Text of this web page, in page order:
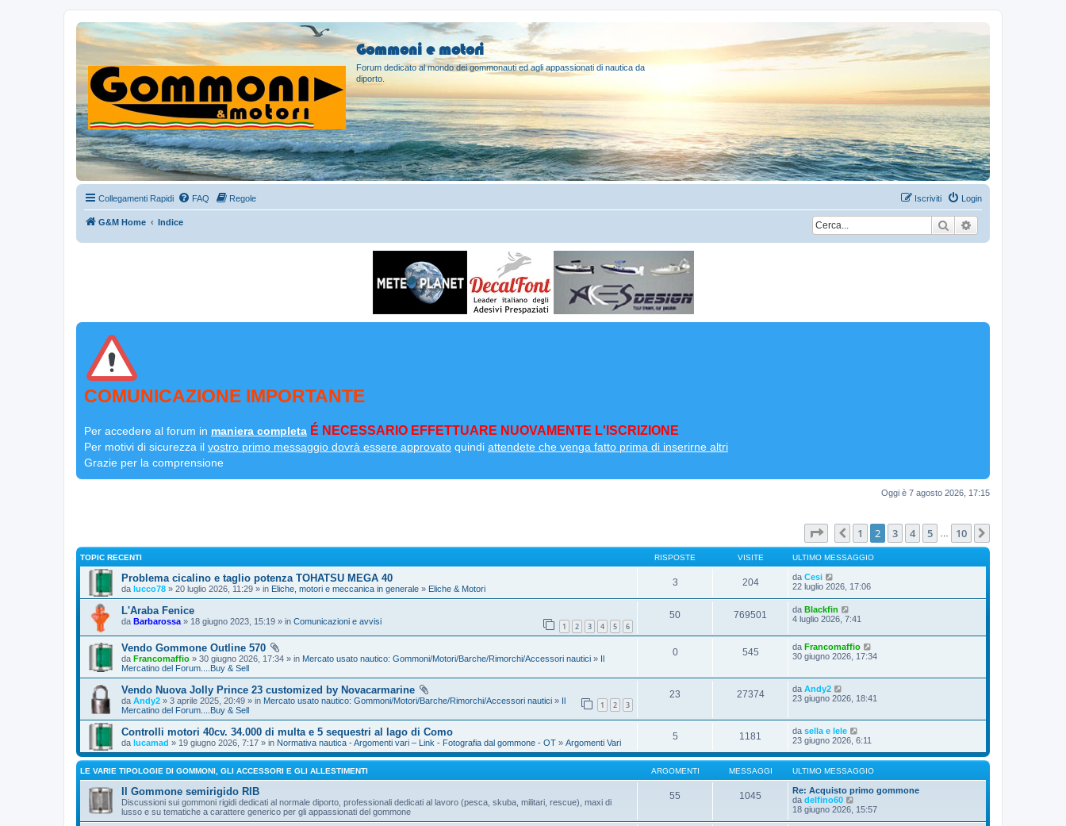
Gommoni e motori
Forum dedicato al mondo dei gommonauti ed agli appassionati di nautica da
diporto.
Collegamenti Rapidi FAQ Regole Login
Iscriviti
G&M Home Indice Cerca
COMUNICAZIONE IMPORTANTE
Per accedere al forum in maniera completa É NECESSARIO EFFETTUARE NUOVAMENTE L'ISCRIZIONE
Per motivi di sicurezza il vostro primo messaggio dovrà essere approvato quindi attendete che venga fatto prima di inserirne altri
Grazie per la comprensione
Oggi è 7 agosto 2026, 17:15
Pagina2 di
Precedente
1 2 3 4 5 10
TOPIC RECENTI RISPOSTE VISITE ULTIMO MESSAGGIO
Problema cicalino e taglio potenza TOHATSU MEGA 40
da lucco78 » 20 luglio 2026, 11:29 » in Eliche, motori e meccanica in generale » Eliche & Motori
3 204 da Cesi
22 luglio 2026, 17:06
L'Araba Fenice
1 2 3 4 5 6
da Barbarossa » 18 giugno 2023, 15:19 » in Comunicazioni e avvisi
50 769501 da Blackfin
4 luglio 2026, 7:41
Vendo Gommone Outline 570
da Francomaffio » 30 giugno 2026, 17:34 » in Mercato usato nautico: Gommoni/Motori/Barche/Rimorchi/Accessori nautici » Il
Mercatino del Forum....Buy & Sell
0 545 da Francomaffio
30 giugno 2026, 17:34
Vendo Nuova Jolly Prince 23 customized by Novacarmarine
1 2 3
da Andy2 » 3 aprile 2025, 20:49 » in Mercato usato nautico: Gommoni/Motori/Barche/Rimorchi/Accessori nautici » Il
Mercatino del Forum....Buy & Sell
23 27374 da Andy2
23 giugno 2026, 18:41
Controlli motori 40cv. 34.000 di multa e 5 sequestri al lago di Como
da lucamad » 19 giugno 2026, 7:17 » in Normativa nautica - Argomenti vari – Link - Fotografia dal gommone - OT » Argomenti Vari
5 1181 da sella e lele
23 giugno 2026, 6:11
LE VARIE TIPOLOGIE DI GOMMONI, GLI ACCESSORI E GLI ALLESTIMENTI ARGOMENTI MESSAGGI ULTIMO MESSAGGIO
Il Gommone semirigido RIB
Discussioni sui gommoni rigidi dedicati al normale diporto, professionali dedicati al lavoro (pesca, skuba, militari, rescue), maxi di
lusso e su tematiche a carattere generico per gli appassionati del gommone
55 1045
Re: Acquisto primo gommone
da delfino60
e
18 giugno 2026, 15:57